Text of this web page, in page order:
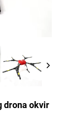
drona okvir